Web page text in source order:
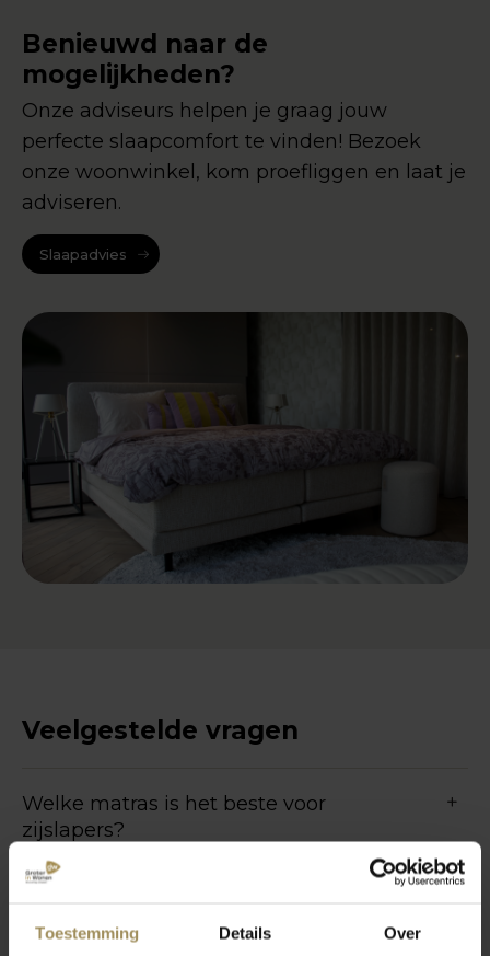
Toestemming Details Over
Benieuwd naar de
mogelijkheden?
Onze adviseurs helpen je graag jouw
perfecte slaapcomfort te vinden! Bezoek
onze woonwinkel, kom proefliggen en laat je
adviseren.
Slaapadvies
Veelgestelde vragen
Welke matras is het beste voor
zijslapers?